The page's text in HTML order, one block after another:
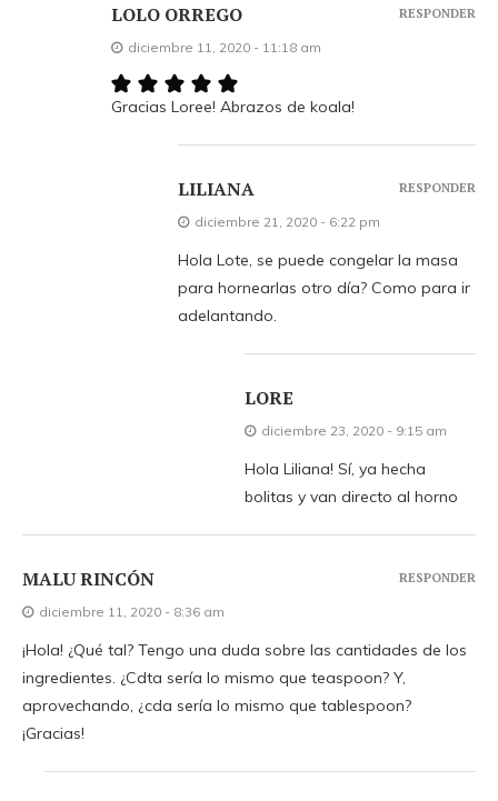
LOLO ORREGO
diciembre 11, 2020 - 11:18 am
Gracias Loree! Abrazos de koala!
RESPONDER
LILIANA
diciembre 21, 2020 - 6:22 pm
Hola Lote, se puede congelar la masa
para hornearlas otro día? Como para ir
adelantando.
RESPONDER
LORE
diciembre 23, 2020 - 9:15 am
Hola Liliana! Sí, ya hecha
bolitas y van directo al horno
MALU RINCÓN
diciembre 11, 2020 - 8:36 am
¡Hola! ¿Qué tal? Tengo una duda sobre las cantidades de los
ingredientes. ¿Cdta sería lo mismo que teaspoon? Y,
aprovechando, ¿cda sería lo mismo que tablespoon?
¡Gracias!
RESPONDER